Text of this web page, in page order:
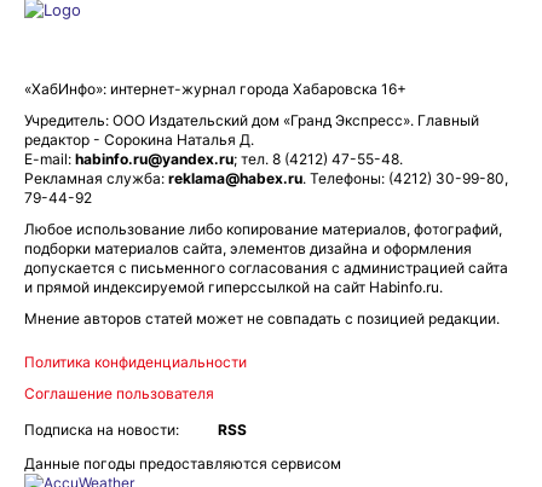
«ХабИнфо»: интернет-журнал города Хабаровска 16+
Учредитель: ООО Издательский дом «Гранд Экспресс». Главный
редактор - Сорокина Наталья Д.
E-mail: habinfo.ru@yandex.ru; тел. 8 (4212) 47-55-48.
Рекламная служба: reklama@habex.ru. Телефоны: (4212) 30-99-80,
79-44-92
Любое использование либо копирование материалов, фотографий,
подборки материалов сайта, элементов дизайна и оформления
допускается с письменного согласования с администрацией сайта
и прямой индексируемой гиперссылкой на сайт Habinfo.ru.
Мнение авторов статей может не совпадать с позицией редакции.
Политика конфиденциальности
Соглашение пользователя
Подписка на новости:
RSS
Данные погоды предоставляются сервисом
Оставаясь на сайте, Вы даете согласие на использование
рекомендаций согласно
можно через настройки Вашего браузера.
OK